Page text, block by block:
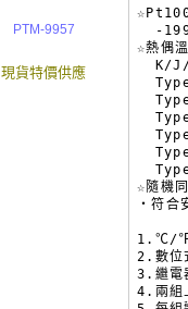
PTM-9957
現貨特價供應
-
☆熱偶
K/
☆隨機
‧符合
1.℃/℉
2.數位
3.繼電
4.兩組